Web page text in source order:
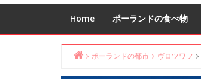
Home ポーランドの食べ物
ポーランドの都市 ヴロツワフ